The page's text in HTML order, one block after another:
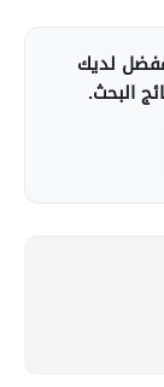
لديك
البحث.